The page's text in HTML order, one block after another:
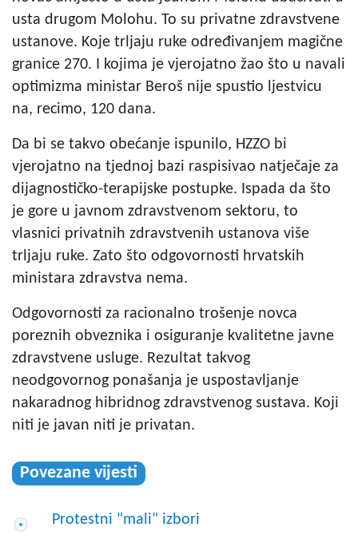
usta drugom Molohu. To su privatne zdravstvene
ustanove. Koje trljaju ruke određivanjem magične
granice 270. I kojima je vjerojatno žao što u navali
optimizma ministar Beroš nije spustio ljestvicu
na, recimo, 120 dana.
Da bi se takvo obećanje ispunilo, HZZO bi
vjerojatno na tjednoj bazi raspisivao natječaje za
dijagnostičko-terapijske postupke. Ispada da što
je gore u javnom zdravstvenom sektoru, to
vlasnici privatnih zdravstvenih ustanova više
trljaju ruke. Zato što odgovornosti hrvatskih
ministara zdravstva nema.
Odgovornosti za racionalno trošenje novca
poreznih obveznika i osiguranje kvalitetne javne
zdravstvene usluge. Rezultat takvog
neodgovornog ponašanja je uspostavljanje
nakaradnog hibridnog zdravstvenog sustava. Koji
niti je javan niti je privatan.
Povezane vijesti
Protestni "mali" izbori